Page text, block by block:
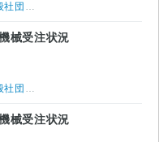
本産業機械工業会
械受注状況
本産業機械工業会
械受注状況